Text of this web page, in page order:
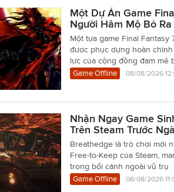
Một Dự Án Game
Người Hâm Mộ Bỏ
Một tựa game Final
được phục dựng hoàn
lực của cộng đồng đam mê
Game Offline
08/08/2026
Nhận Ngay Game
Trên Steam Trước
Breathedge là trò chơi mới
Free-to-Keep của Steam,
trong bối cảnh ngoài vũ trụ
Game Offline
08/08/2026